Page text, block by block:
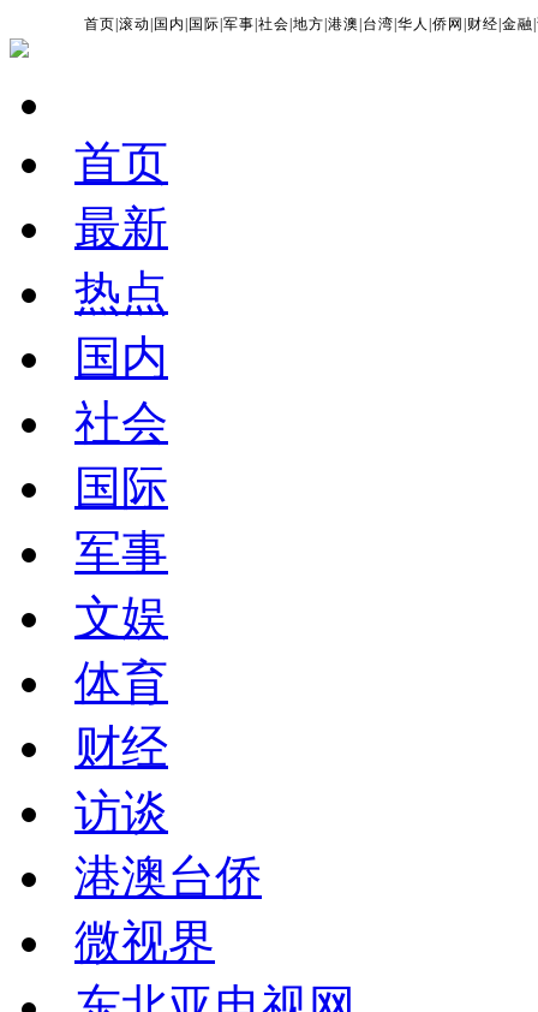
首页 |滚动 国内 国际 |军事 |社会 |地方 |港澳 台湾 |华人 |侨网 财经 |金融 |
首页
最新
热点
国内
社会
国际
军事
文娱
体育
财经
访谈
港澳台侨
微视界